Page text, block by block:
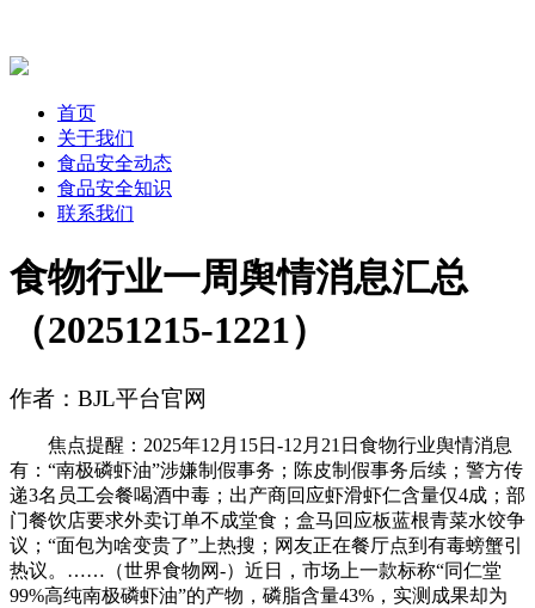
首页
关于我们
食品安全动态
食品安全知识
联系我们
食物行业一周舆情消息汇总
（20251215-1221）
作者：BJL平台官网
焦点提醒：2025年12月15日-12月21日食物行业舆情消息
有：“南极磷虾油”涉嫌制假事务；陈皮制假事务后续；警方传
递3名员工会餐喝酒中毒；出产商回应虾滑虾仁含量仅4成；部
门餐饮店要求外卖订单不成堂食；盒马回应板蓝根青菜水饺争
议；“面包为啥变贵了”上热搜；网友正在餐厅点到有毒螃蟹引
热议。……（世界食物网-）近日，市场上一款标称“同仁堂
99%高纯南极磷虾油”的产物，磷脂含量43%，实测成果却为